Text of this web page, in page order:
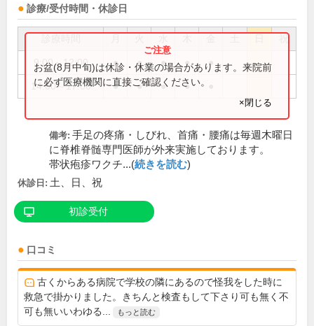
診療/受付時間・休診日
祝
9:00～12:00 ● ● ● ● ●
14:00～17:00 ● ● ● ●
お盆(8月中旬)は休診・休業の場合があります。来院前
に必ず医療機関に直接ご確認ください。
×閉じる
備考: 手足の疼痛・しびれ、首痛・腰痛は毎週木曜日
に脊椎脊髄専門医師が外来実施しております。
帯状疱疹ワクチ...(続きを読む)
休診日: 土、日、祝
初診受付
口コミ
古くからある病院で学校の隣にあるので怪我をした時に
救急で掛かりました。きちんと検査もして下さり可も無く不
可も無いいわゆる...
もっと読む